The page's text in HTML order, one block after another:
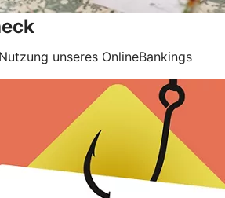
unseres OnlineBankings